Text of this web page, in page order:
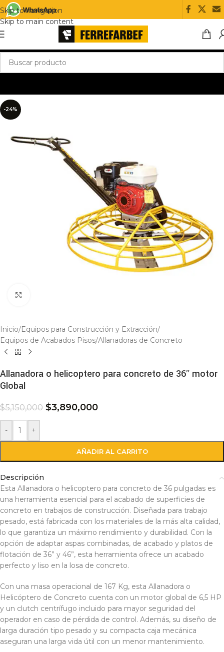
Skip to navigation
Skip to main content
-24%
Inicio/Equipos para Construcción y Extracción/
Equipos de Acabados Pisos/Allanadoras de Concreto
Allanadora o helicoptero para concreto de 36″ motor
Global
$5,150,000 $3,890,000
- +
AÑADIR AL CARRITO
Descripción
Esta Allanadora o helicoptero para concreto de 36 pulgadas es
una herramienta esencial para el acabado de superficies de
concreto en trabajos de construcción. Diseñada para trabajo
pesado, está fabricada con los materiales de la más alta calidad,
lo que garantiza un máximo rendimiento y durabilidad. Con la
opción de adaptar aspas combinadas, de acabado y platos de
flotación de 36” y 46”, esta herramienta ofrece un acabado
perfecto y liso en la losa de concreto.
Con una masa operacional de 167 Kg, esta Allanadora o
Helicóptero de Concreto cuenta con un motor global de 6,5 HP
y un clutch centrífugo incluido para mayor seguridad del
operador en caso de pérdida de control. Además, su diseño de
larga duración tipo pesado y su compacta caja mecánica
aseguran una larga vida útil con un menor mantenimiento.